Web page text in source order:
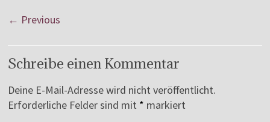
← Previous
Schreibe einen Kommentar
Deine E-Mail-Adresse wird nicht veröffentlicht.
Erforderliche Felder sind mit * markiert